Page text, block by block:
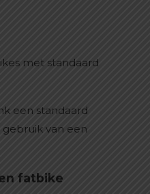
met standaard
een standaard
van een
fatbike